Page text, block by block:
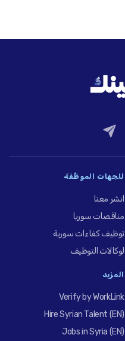
للجهات الموظِّفة
انشر معنا
مناقصات سوريا
توظيف كفاءات سورية
لوكالات التوظيف
المزيد
Verify by WorkLink
Hire Syrian Talent (EN)
Jobs in Syria (EN)